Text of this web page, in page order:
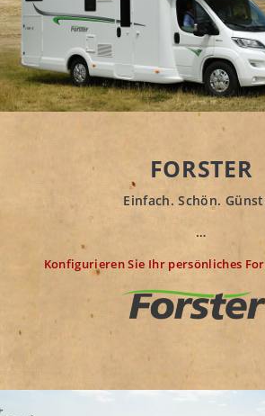
FORSTER
Einfach. Schön.
…
Konfigurieren Sie Ihr persönliches